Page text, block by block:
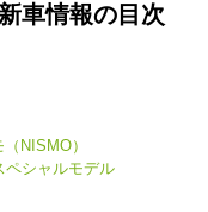
車情報の目次
NISMO）
ペシャルモデル